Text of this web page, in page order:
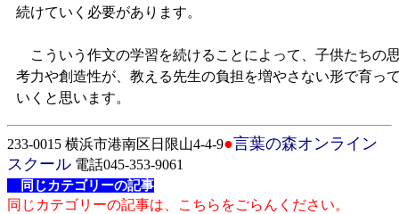
続けていく必要があります。
こういう作文の学習を続けることによって、子供たちの
考力や創造性が、教える先生の負担を増やさない形で育っ
いくと思います。
233-0015 横浜市港南区日限山4-4-9●言葉の森オンライン
スクール 電話045-353-9061
同じカテゴリーの記事
同じカテゴリーの記事は、こちらをごらんください。